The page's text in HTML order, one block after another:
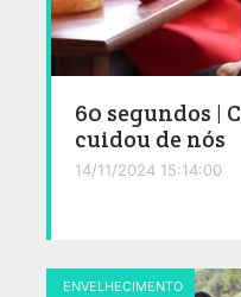
60 segundos |
cuidou de nós
14/11/2024 15:14:00
ENVELHECIMENTO